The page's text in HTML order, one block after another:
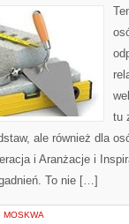
tu
ale również dla
i Aranżacje i
To nie […]
MOSKWA